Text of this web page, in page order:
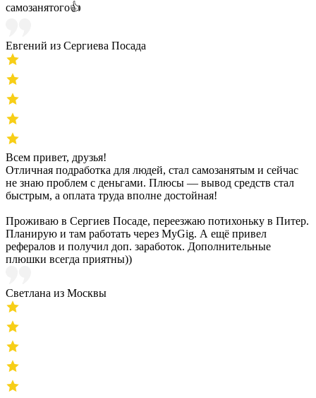
самозанятого👍
Евгений из Сергиева Посада
Всем привет, друзья!
Отличная подработка для людей, стал самозанятым и сейчас
не знаю проблем с деньгами. Плюсы — вывод средств стал
быстрым, а оплата труда вполне достойная!
Проживаю в Сергиев Посаде, переезжаю потихоньку в Питер.
Планирую и там работать через MyGig. А ещё привел
рефералов и получил доп. заработок. Дополнительные
плюшки всегда приятны))
Светлана из Москвы